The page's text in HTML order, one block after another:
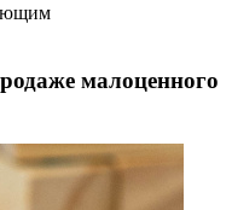
малоценного